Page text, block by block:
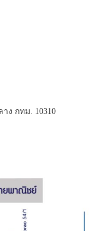
ง กทม. 10310